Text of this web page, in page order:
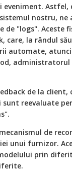
Astfel,
nostru, ne
de "logs". Aceste
care, la rândul
automate,
de la
reevaluate
de
unui furnizor.
prin